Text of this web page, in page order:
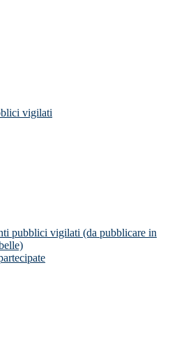
vigilati
pubblici vigilati (da pubblicare in